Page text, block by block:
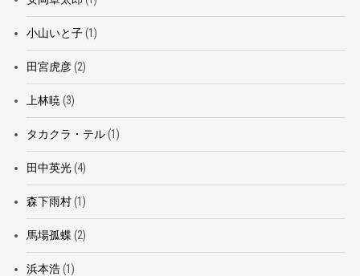
小山いと子(1)
田宮虎彦(2)
上林暁 (3)
タカクラ・テル(1)
田中英光(4)
森下雨村(1)
馬場孤蝶 (2)
浜本浩(1)